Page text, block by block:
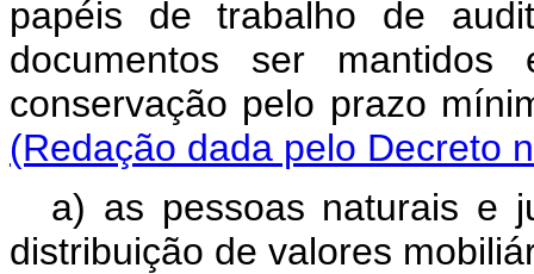
papéis de trabalho de
documentos ser
conservação pelo
(Redação dada pelo Decreto
a) as pessoas naturais e
distribuição de valores